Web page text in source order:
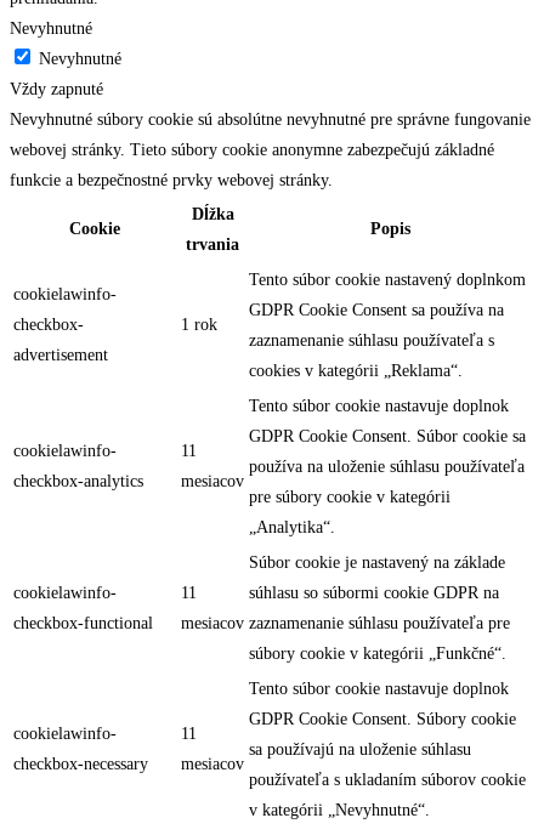
Nevyhnutné
Nevyhnutné
Vždy zapnuté
Nevyhnutné súbory cookie sú absolútne nevyhnutné pre správne fungovanie
webovej stránky. Tieto súbory cookie anonymne zabezpečujú základné
funkcie a bezpečnostné prvky webovej stránky.
Cookie
Dĺžka
trvania
Popis
cookielawinfo-
checkbox-
advertisement
1 rok
Tento súbor cookie nastavený doplnkom
GDPR Cookie Consent sa používa na
zaznamenanie súhlasu používateľa s
cookies v kategórii „Reklama“.
cookielawinfo-
checkbox-analytics
11
mesiacov
Tento súbor cookie nastavuje doplnok
GDPR Cookie Consent. Súbor cookie sa
používa na uloženie súhlasu používateľa
pre súbory cookie v kategórii
„Analytika“.
cookielawinfo-
checkbox-functional
11
mesiacov
Súbor cookie je nastavený na základe
súhlasu so súbormi cookie GDPR na
zaznamenanie súhlasu používateľa pre
súbory cookie v kategórii „Funkčné“.
cookielawinfo-
checkbox-necessary
11
mesiacov
Tento súbor cookie nastavuje doplnok
GDPR Cookie Consent. Súbory cookie
sa používajú na uloženie súhlasu
používateľa s ukladaním súborov cookie
v kategórii „Nevyhnutné“.